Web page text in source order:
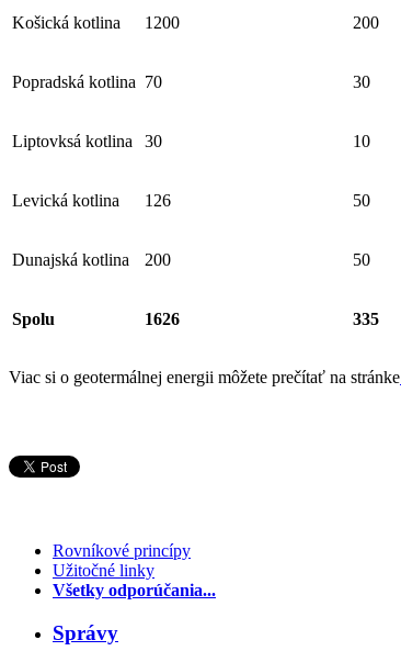
Košická kotlina 1200 200
Popradská kotlina 70 30
Liptovksá kotlina 30 10
Levická kotlina 126 50
Dunajská kotlina 200 50
Spolu 1626 335
Viac si o geotermálnej energii môžete prečítať na stránke
Rovníkové princípy
Užitočné linky
Všetky odporúčania...
Správy